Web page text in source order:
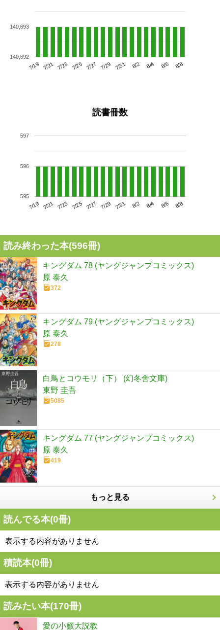
7/19 7/21 7/23 7/25 7/27 7/29 7/31 8/2 8/4 8/6 8/8
140,692
140,693
読書冊数
7/19 7/21 7/23 7/25 7/27 7/29 7/31 8/2 8/4 8/6 8/8
595
596
597
読み終わった本(596冊)
キングダム 78 (ヤングジャンプコミックス)
原 泰久
372
キングダム 79 (ヤングジャンプコミックス)
原 泰久
278
白鳥とコウモリ（下） (幻冬舎文庫)
東野 圭吾
5085
キングダム 77 (ヤングジャンプコミックス)
原 泰久
419
もっと見る
読んでる本(0冊)
表示する内容がありません
積読本(0冊)
表示する内容がありません
読みたい本(170冊)
愛の小籔大説教